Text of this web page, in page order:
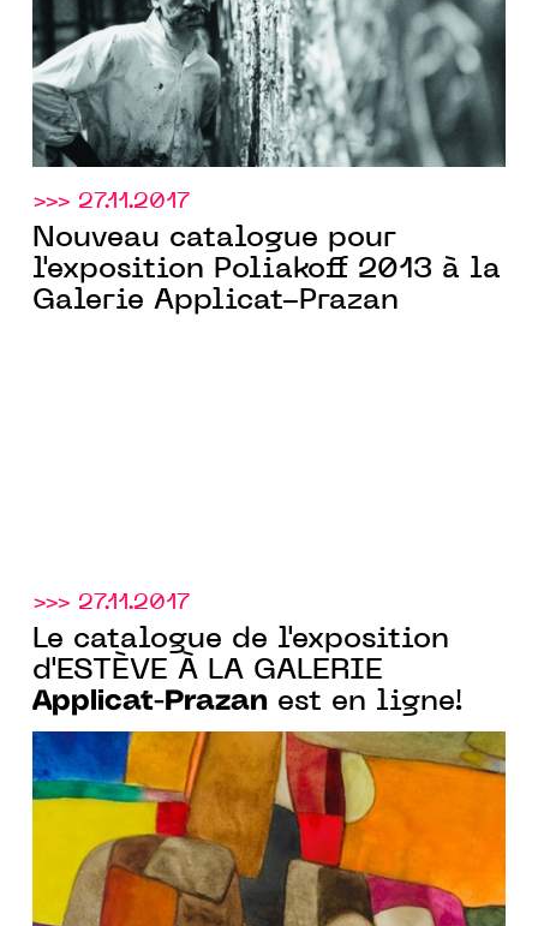
>>> 27.11.2017
Nouveau catalogue pour
l'exposition Poliakoff 2013 à la
Galerie Applicat-Prazan
>>> 27.11.2017
Le catalogue de l'exposition
d'ESTÈVE À LA GALERIE
Applicat-Prazan est en ligne!